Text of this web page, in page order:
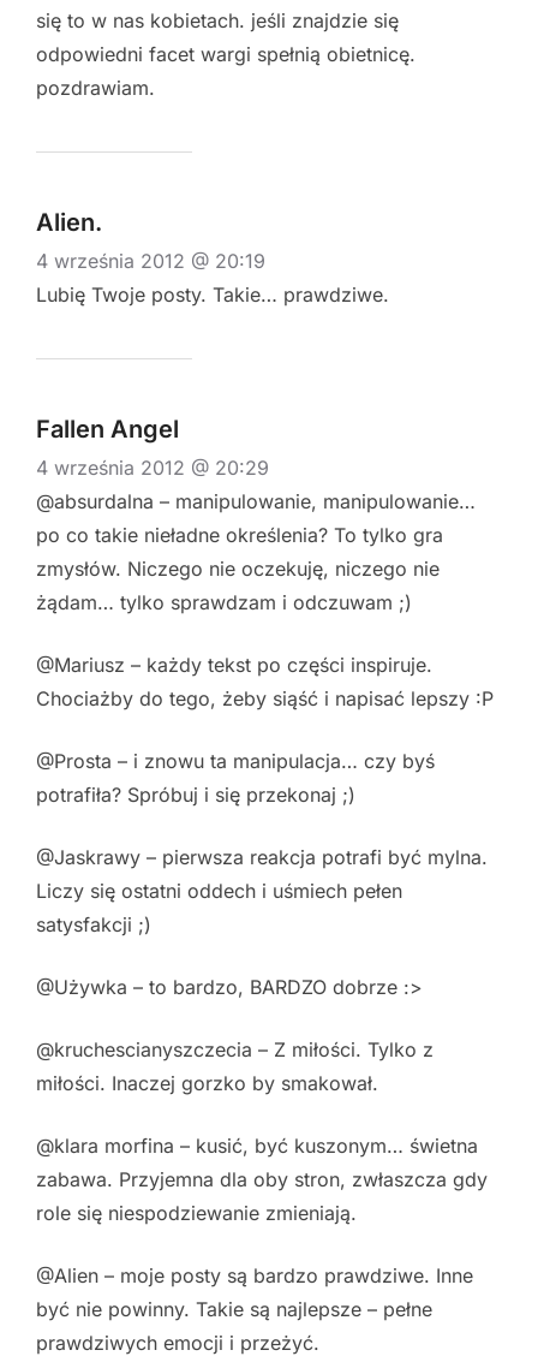
się to w nas kobietach. jeśli znajdzie się
odpowiedni facet wargi spełnią obietnicę.
pozdrawiam.
Alien.
4 września 2012 @ 20:19
Lubię Twoje posty. Takie… prawdziwe.
Fallen Angel
4 września 2012 @ 20:29
@absurdalna – manipulowanie, manipulowanie…
po co takie nieładne określenia? To tylko gra
zmysłów. Niczego nie oczekuję, niczego nie
żądam… tylko sprawdzam i odczuwam ;)
@Mariusz – każdy tekst po części inspiruje.
Chociażby do tego, żeby siąść i napisać lepszy :P
@Prosta – i znowu ta manipulacja… czy byś
potrafiła? Spróbuj i się przekonaj ;)
@Jaskrawy – pierwsza reakcja potrafi być mylna.
Liczy się ostatni oddech i uśmiech pełen
satysfakcji ;)
@Używka – to bardzo, BARDZO dobrze :>
@kruchescianyszczecia – Z miłości. Tylko z
miłości. Inaczej gorzko by smakował.
@klara morfina – kusić, być kuszonym… świetna
zabawa. Przyjemna dla oby stron, zwłaszcza gdy
role się niespodziewanie zmieniają.
@Alien – moje posty są bardzo prawdziwe. Inne
być nie powinny. Takie są najlepsze – pełne
prawdziwych emocji i przeżyć.